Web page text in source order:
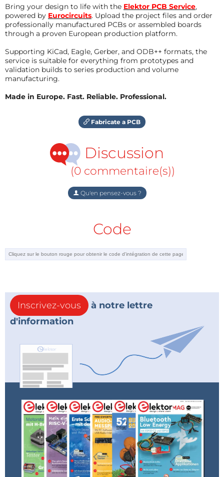
Bring your design to life with the Elektor PCB Service,
powered by Eurocircuits. Upload the project files and order
professionally manufactured PCBs or assembled boards
through a proven European production platform.
Supporting KiCad, Eagle, Gerber, and ODB++ formats, the
service is suitable for everything from prototypes and
validation builds to series production and volume
manufacturing.
Made in Europe. Fast. Reliable. Professional.
Fabricate a PCB
Discussion
(0 commentaire(s))
Qu'en pensez-vous ?
Code
Inscrivez-vous
à notre lettre
d'information